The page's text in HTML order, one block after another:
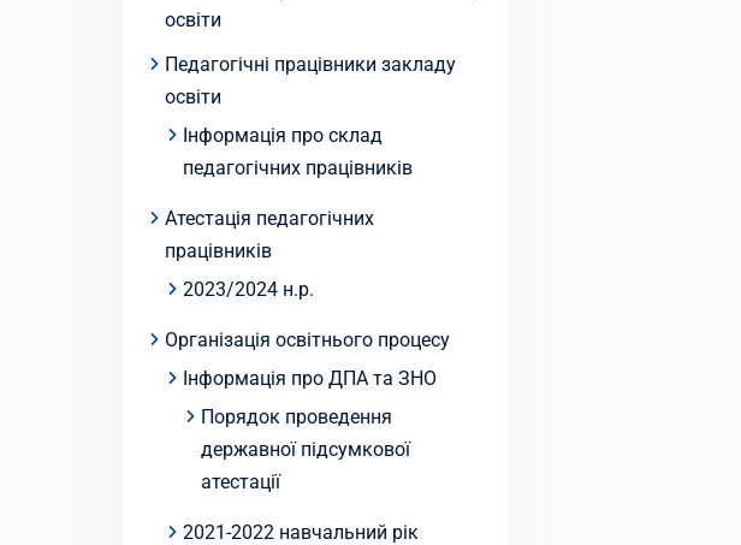
освіти
Педагогічні працівники закладу
освіти
Інформація про склад
педагогічних працівників
Атестація педагогічних
працівників
2023/2024 н.р.
Організація освітнього процесу
Інформація про ДПА та ЗНО
Порядок проведення
державної підсумкової
атестації
2021-2022 навчальний рік